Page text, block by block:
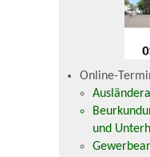
Online-
und